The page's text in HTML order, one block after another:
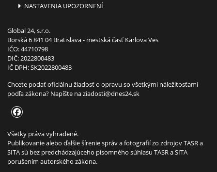
NASTAVENIA UPOZORNENÍ
Global 24, s.r.o.
Borská 6 841 04 Bratislava - mestská časť Karlova Ves
IČO: 44710798
DIČ: 2022800483
IČ DPH: SK2022800483
Chcete podať oficiálnu žiadosť o opravu so všetkými náležitosťami
podľa zákona? Napíšte naziadosti@dnes24.sk
Všetky práva vyhradené.
Publikovanie alebo ďalšie šírenie správ a fotografií zo zdrojov TASR a
SITA sú bez predchádzajúceho písomného súhlasu TASR a SITA
porušením autorského zákona.